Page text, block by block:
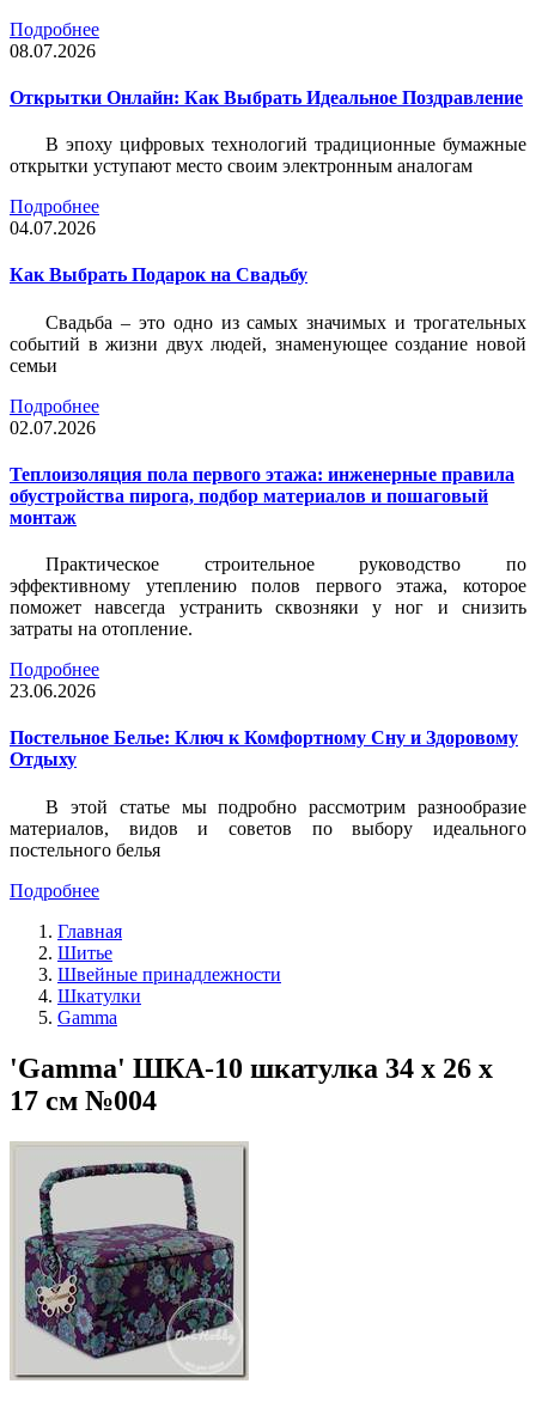
Подробнее
08.07.2026
Открытки Онлайн: Как Выбрать Идеальное Поздравление
В эпоху цифровых технологий традиционные бумажные
открытки уступают место своим электронным аналогам
Подробнее
04.07.2026
Как Выбрать Подарок на Свадьбу
Свадьба – это одно из самых значимых и трогательных
событий в жизни двух людей, знаменующее создание новой
семьи
Подробнее
02.07.2026
Теплоизоляция пола первого этажа: инженерные правила
обустройства пирога, подбор материалов и пошаговый
монтаж
Практическое строительное руководство по
эффективному утеплению полов первого этажа, которое
поможет навсегда устранить сквозняки у ног и снизить
затраты на отопление.
Подробнее
23.06.2026
Постельное Белье: Ключ к Комфортному Сну и Здоровому
Отдыху
В этой статье мы подробно рассмотрим разнообразие
материалов, видов и советов по выбору идеального
постельного белья
Подробнее
Главная
Шитье
Швейные принадлежности
Шкатулки
Gamma
'Gamma' ШКА-10 шкатулка 34 х 26 х
17 см №004